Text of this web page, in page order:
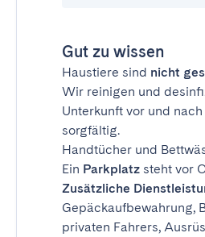
Gut zu wissen
Haustiere sind nicht
Wir reinigen und
Unterkunft vor und
sorgfältig.
Handtücher und
Ein Parkplatz steht vor
Zusätzliche
Gepäckaufbewahrung,
privaten Fahrers,